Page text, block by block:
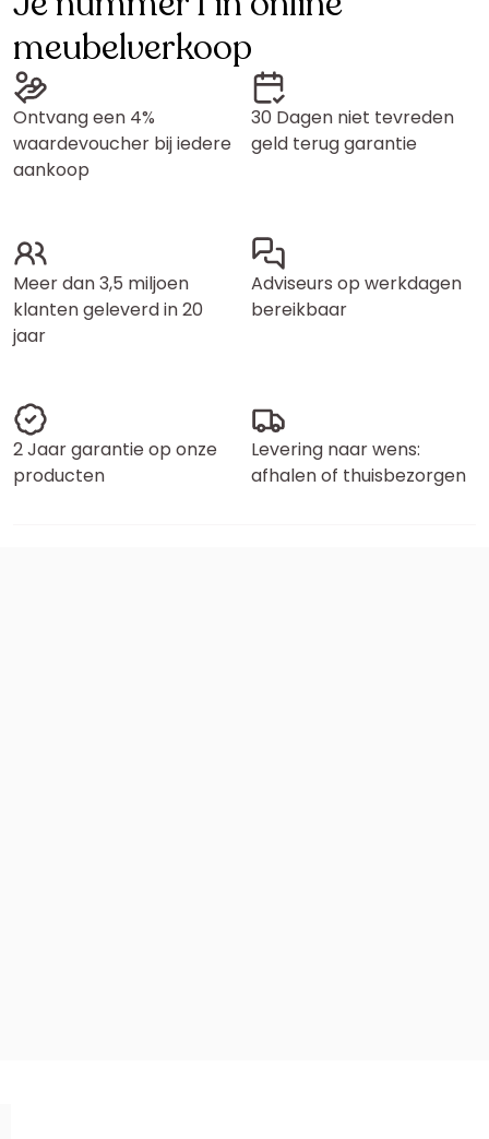
meubelverkoop
Ontvang een 4%
waardevoucher bij iedere
aankoop
30 Dagen niet tevreden
geld terug garantie
Meer dan 3,5 miljoen
klanten geleverd in 20
jaar
Adviseurs op werkdagen
bereikbaar
2 Jaar garantie op onze
producten
Levering naar wens:
afhalen of thuisbezorgen